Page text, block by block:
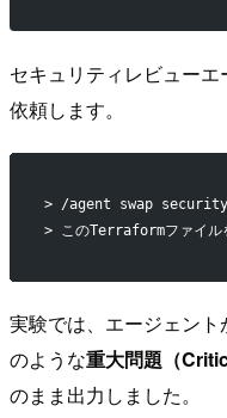
セキュリティレビュー
依頼します。
> /agent swap
> このTerraformファイ
実験では、エージェン
のような重大問題（
のまま出力しました。